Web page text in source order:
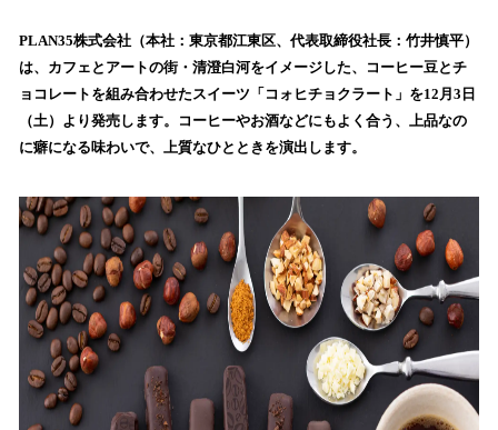
！
数
を
読
み
込
中
で
す
PLAN35株式会社（本社：東京都江東区、代表取締役社長：竹井慎平）
は、カフェとアートの街・清澄白河をイメージした、コーヒー豆とチ
ョコレートを組み合わせたスイーツ「コォヒチョクラート」を12月3日
（土）より発売します。コーヒーやお酒などにもよく合う、上品なの
に癖になる味わいで、上質なひとときを演出します。